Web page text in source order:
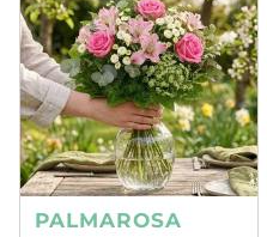
PALMAROSA